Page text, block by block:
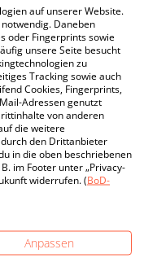
auf unserer Website.
Daneben
oder Fingerprints sowie
unsere Seite besucht
zu
Tracking sowie auch
Cookies, Fingerprints,
Adressen genutzt
von anderen
die weitere
den Drittanbieter
in die oben beschriebenen
im Footer unter „Privacy-
widerrufen. (BoD-
Anpassen